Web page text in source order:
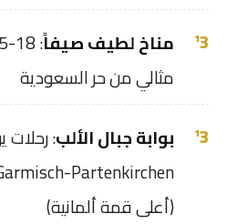
مناخ لطيف صيفاً
مثالي من حر السعودية
بوابة جبال الألب: رحلات
(أعلى قمة ألمانية)